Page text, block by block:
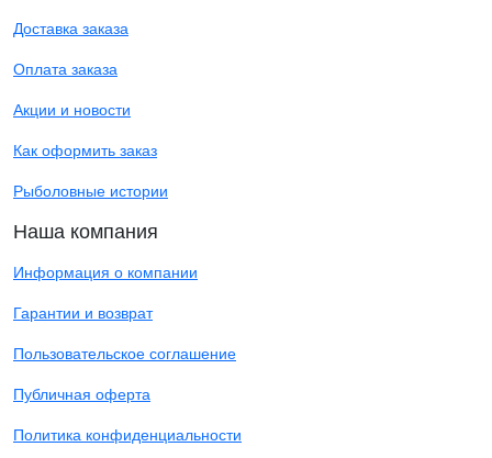
Доставка заказа
Оплата заказа
Акции и новости
Как оформить заказ
Рыболовные истории
Наша компания
Информация о компании
Гарантии и возврат
Пользовательское соглашение
Публичная оферта
Политика конфиденциальности